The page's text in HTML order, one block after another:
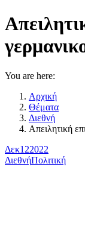
You are here:
Αρχική
Θέματα
Διεθνή
Απειλητική
Δεκ122022
ΔιεθνήΠολιτική